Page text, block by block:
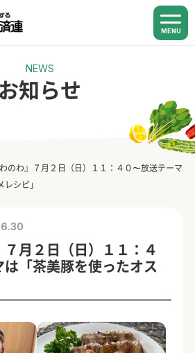
MENU
NEWS
お知らせ
わのわ』７月２日（日）１１：４０〜放送テーマ
シピ」
７月２日（日）１１：４
は「茶美豚を使ったオス